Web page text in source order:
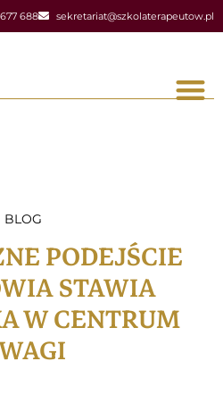
688 sekretariat@szkolaterapeutow.pl
BLOG
PODEJŚCIE
STAWIA
W CENTRUM